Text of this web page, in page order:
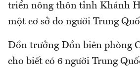
triển nông thôn tỉnh Khánh
một cơ sở do người Trung
Đồn trưởng Đồn biên phòng
cho biết có 6 người Trung